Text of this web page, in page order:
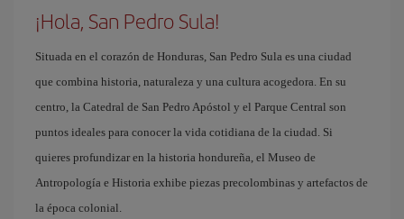
¡Hola, San Pedro Sula!
Situada en el corazón de Honduras, San Pedro Sula es una ciudad
que combina historia, naturaleza y una cultura acogedora. En su
centro, la Catedral de San Pedro Apóstol y el Parque Central son
puntos ideales para conocer la vida cotidiana de la ciudad. Si
quieres profundizar en la historia hondureña, el Museo de
Antropología e Historia exhibe piezas precolombinas y artefactos de
la época colonial.